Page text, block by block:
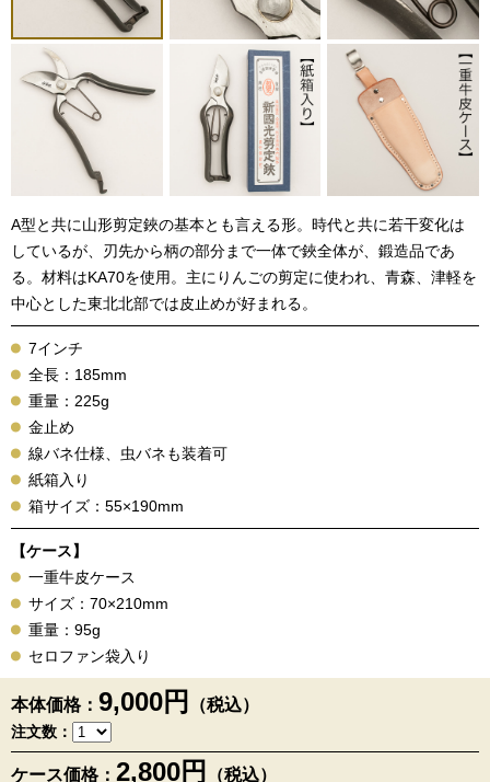
A型と共に山形剪定鋏の基本とも言える形。時代と共に若干変化は
しているが、刃先から柄の部分まで一体で鋏全体が、鍛造品であ
る。材料はKA70を使用。主にりんごの剪定に使われ、青森、津軽を
中心とした東北北部では皮止めが好まれる。
7インチ
全長：185mm
重量：225g
金止め
線バネ仕様、虫バネも装着可
紙箱入り
箱サイズ：55×190mm
【ケース】
一重牛皮ケース
サイズ：70×210mm
重量：95g
セロファン袋入り
本体価格： 9,000円 （税込）
注文数：
ケース価格： 2,800円 （税込）